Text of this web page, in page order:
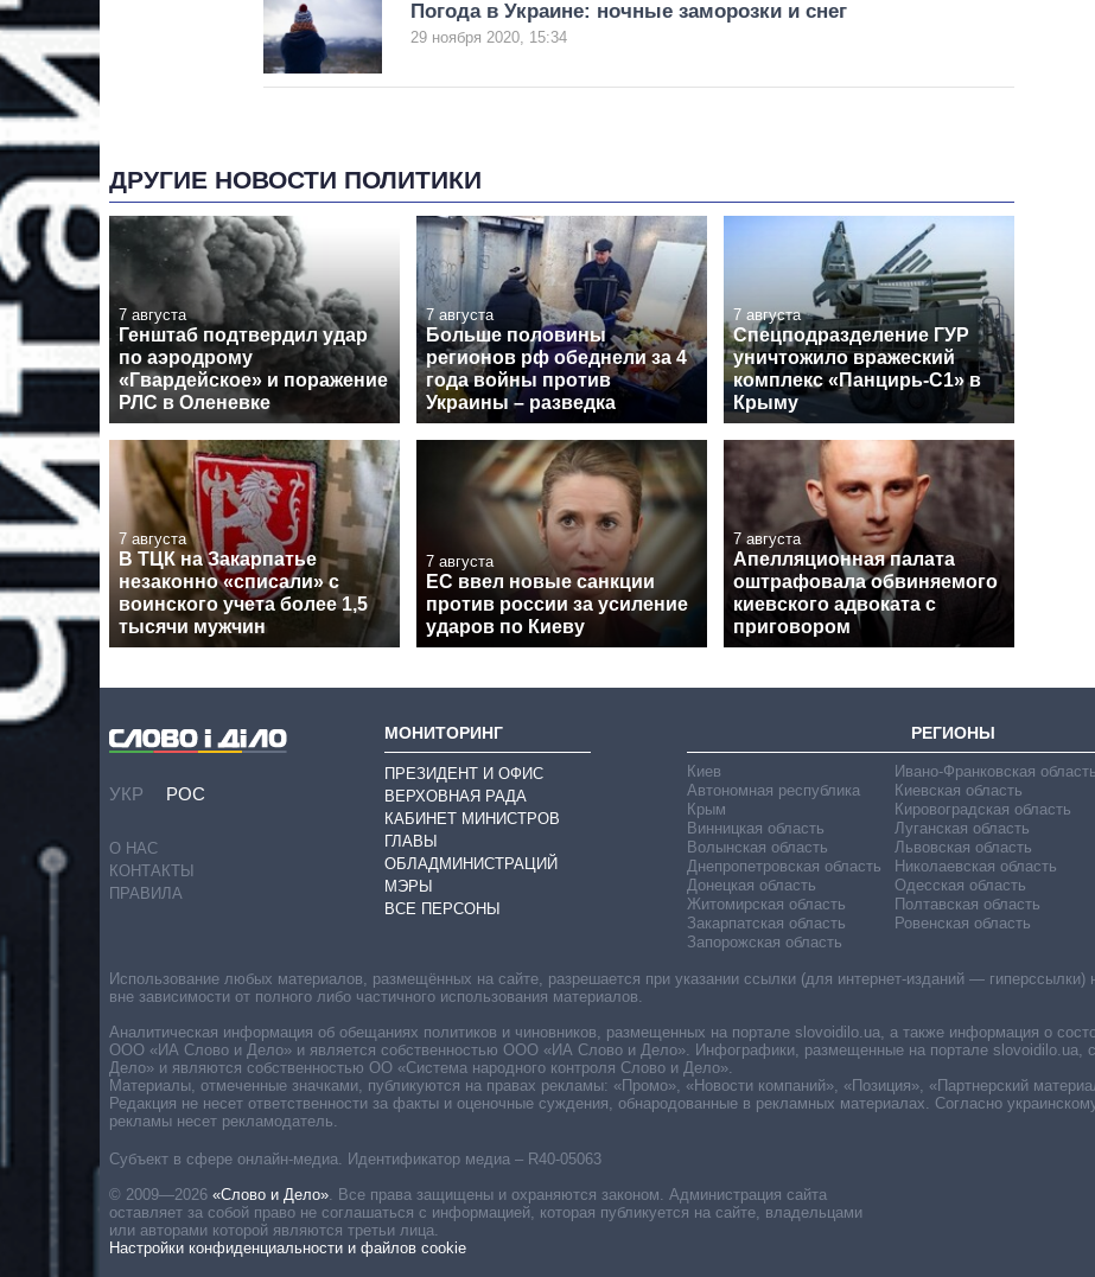
Погода в Украине: ночные заморозки и снег
29 ноября 2020, 15:34
ДРУГИЕ НОВОСТИ ПОЛИТИКИ
7 августа
Генштаб подтвердил удар
по аэродрому
«Гвардейское» и поражение
РЛС в Оленевке
7 августа
Больше половины
регионов рф обеднели за 4
года войны против
Украины – разведка
7 августа
Спецподразделение ГУР
уничтожило вражеский
комплекс «Панцирь-С1» в
Крыму
7 августа
В ТЦК на Закарпатье
незаконно «списали» с
воинского учета более 1,5
тысячи мужчин
7 августа
ЕС ввел новые санкции
против россии за усиление
ударов по Киеву
7 августа
Апелляционная палата
оштрафовала обвиняемого
киевского адвоката с
приговором
УКР РОС
О НАС
КОНТАКТЫ
ПРАВИЛА
МОНИТОРИНГ
ПРЕЗИДЕНТ И ОФИС
ВЕРХОВНАЯ РАДА
КАБИНЕТ МИНИСТРОВ
ГЛАВЫ
ОБЛАДМИНИСТРАЦИЙ
МЭРЫ
ВСЕ ПЕРСОНЫ
РЕГИОНЫ
Киев
Автономная республика
Крым
Винницкая область
Волынская область
Днепропетровская область
Донецкая область
Житомирская область
Закарпатская область
Запорожская область
Ивано-Франковская область
Киевская область
Кировоградская область
Луганская область
Львовская область
Николаевская область
Одесская область
Полтавская область
Ровенская область
Субъект в сфере онлайн-медиа. Идентификатор медиа – R40-05063
© 2009—2026 «Слово и Дело» Все права защищены и охраняются законом. Администрация сайта
оставляет за собой право не соглашаться с информацией, которая публикуется на сайте, владельцами
или авторами которой являются третьи лица.
Настройки конфиденциальности и файлов cookie
Использование любых материалов, размещённых на сайте, разрешается при указании ссылки (для интернет-изданий — гиперссылки)
вне зависимости от полного либо частичного использования материалов.
Аналитическая информация об обещаниях политиков и чиновников, размещенных на портале slovoidilo.ua, а также информация о
ООО «ИА Слово и Дело» и является собственностью ООО «ИА Слово и Дело». Инфографики, размещенные на портале slovoidilo.ua,
Дело» и являются собственностью ОО «Система народного контроля Слово и Дело».
Материалы, отмеченные значками, публикуются на правах рекламы: «Промо», «Новости компаний», «Позиция», «Партнерский
Редакция не несет ответственности за факты и оценочные суждения, обнародованные в рекламных материалах. Согласно
рекламы несет рекламодатель.